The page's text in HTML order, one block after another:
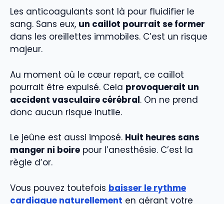
Les anticoagulants sont là pour fluidifier le
sang. Sans eux, un caillot pourrait se former
dans les oreillettes immobiles. C’est un risque
majeur.
Au moment où le cœur repart, ce caillot
pourrait être expulsé. Cela provoquerait un
accident vasculaire cérébral. On ne prend
donc aucun risque inutile.
Le jeûne est aussi imposé. Huit heures sans
manger ni boire pour l’anesthésie. C’est la
règle d’or.
Vous pouvez toutefois baisser le rythme
cardiaque naturellement en gérant votre